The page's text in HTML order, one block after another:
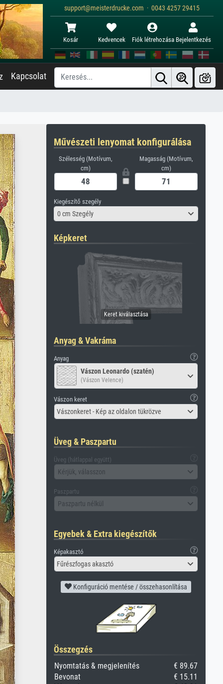
support@meisterdrucke.com · 0043 4257 29415
Kosár Kedvencek Fiók létrehozása Bejelentkezés
Kapcsolat
Művészeti lenyomat konfigurálása
Szélesség (Motívum,
cm)
Magasság (Motívum,
cm)
Kiegészítő szegély
0 cm Szegély
Képkeret
Anyag & Vakráma
Anyag
Vászon Leonardo (szatén)
(Vászon Velence)
Vászon keret
Vászonkeret - Kép az oldalon tükrözve
Üveg & Paszpartu
Üveg (hátlappal együtt)
Kérjük, válasszon
Paszpartu
Paszpartu nélkül
Egyebek & Extra kiegészítők
Képakasztó
Fűrészfogas akasztó
Konfiguráció mentése / összehasonlítása
Összegzés
Nyomtatás & megjelenítés
€ 89.67
Bevonat
€ 15.11